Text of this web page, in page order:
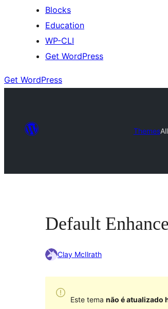
Blocks
Education
WP-CLI
Get WordPress
Get WordPress
Themes
Default
Clay McIlrath
Este tema não é atualizado